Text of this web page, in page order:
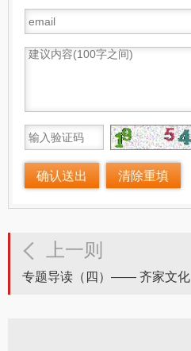
上一则
专题导读（四）—— 齐家文化